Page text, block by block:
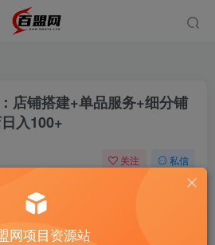
店铺搭建+单品服务+细分铺
入100+
关注 私信
网项目资源站